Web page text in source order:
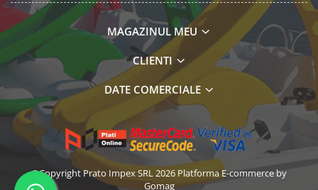
MAGAZINUL MEU
CLIENTI
DATE COMERCIALE
©Copyright Prato Impex SRL 2026 Platforma E-commerce by
Gomag